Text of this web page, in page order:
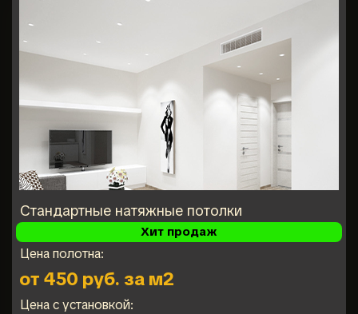
Стандартные натяжные потолки
Хит продаж
Цена полотна:
от 450 руб. за м2
Цена с установкой: